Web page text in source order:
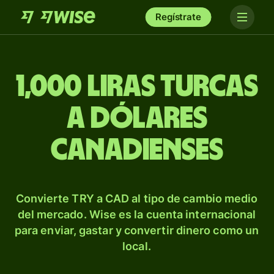
Regístrate
1,000 liras turcas
a dólares
canadienses
Convierte TRY a CAD al tipo de cambio medio
del mercado. Wise es la cuenta internacional
para enviar, gastar y convertir dinero como un
local.